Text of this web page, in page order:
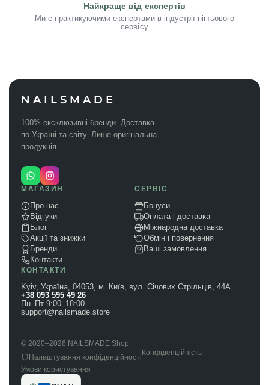
Найкраще від експертів
Ми є практикуючими експертами в індустрії нігтьового
сервісу
NAILSMADE
100% ексклюзивні бренди. Доставка
по Україні та світу. Лише оригінальна
продукція.
МАГАЗИН
Про нас
Відгуки
Блог
Акції та знижки
Бренди
Контакти
СЕРВІС
Бонуси
Оплата і доставка
Міжнародна доставка
Обмін і повернення
Ваші замовлення
КОНТАКТИ
Kyiv, Україна, 04053, м. Київ, вул. Січових Стрільців, 44А
+38 093 595 49 26
Пн–Пт 9:00–18:00
support@nailsmade.store
© 2020–2026 NAILSMADE Shop
Налаштування конфіденційності
Конфіденційність
Умови користування